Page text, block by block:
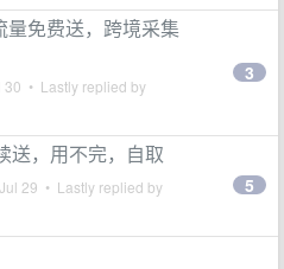
量免费送，跨境采集
30 • Lastly replied by
3
送，用不完，自取
Jul 29 • Lastly replied by 5